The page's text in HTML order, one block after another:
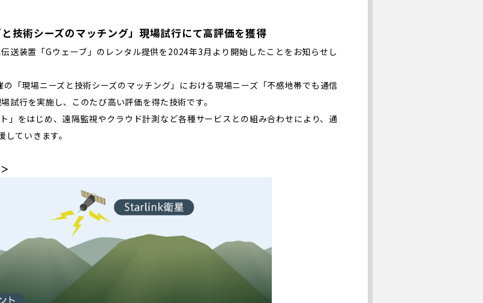
技術シーズのマッチング」現場試行にて高評価を獲得
送装置「Gウェーブ」のレンタル提供を2024年3月より開始したことをお知らせし
の「現場ニーズと技術シーズのマッチング」における現場ニーズ「不感地帯でも通信
試行を実施し、このたび高い評価を得た技術です。
」をはじめ、遠隔監視やクラウド計測など各種サービスとの組み合わせにより、通
ていきます。